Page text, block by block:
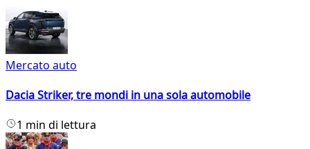
Mercato auto
Dacia Striker, tre mondi in una sola automobile
1 min di lettura